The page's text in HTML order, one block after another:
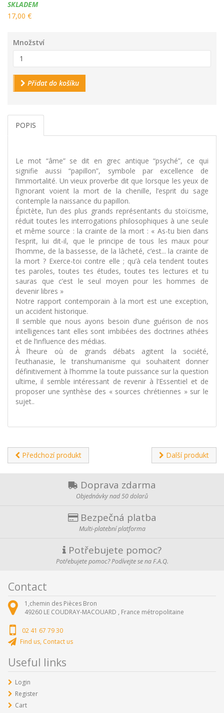
Dostupnost:
SKLADEM
17,00 €
Množství
Přidat do košíku
POPIS
Le mot “âme” se dit en grec antique “psyché”, ce qui
signifie aussi “papillon”, symbole par excellence de
l’immortalité. Un vieux proverbe dit que lorsque les yeux de
l’ignorant voient la mort de la chenille, l’esprit du sage
contemple la naissance du papillon.
Épictète, l’un des plus grands représentants du stoïcisme,
réduit toutes les interrogations philosophiques à une seule
et même source : la crainte de la mort : « As-tu bien dans
l’esprit, lui dit-il, que le principe de tous les maux pour
l’homme, de la bassesse, de la lâcheté, c’est... la crainte de
la mort ? Exerce-toi contre elle ; qu’à cela tendent toutes
tes paroles, toutes tes études, toutes tes lectures et tu
sauras que c’est le seul moyen pour les hommes de
devenir libres »
Notre rapport contemporain à la mort est une exception,
un accident historique.
Il semble que nous ayons besoin d’une guérison de nos
intelligences tant elles sont imbibées des doctrines athées
et de l’influence des médias.
À l’heure où de grands débats agitent la société,
l’euthanasie, le transhumanisme qui souhaitent donner
définitivement à l’homme la toute puissance sur la question
ultime, il semble intéressant de revenir à l’Essentiel et de
proposer une synthèse des « sources chrétiennes » sur le
sujet..
Předchozí produkt Další produkt
Doprava zdarma
Objednávky nad 50 dolarů
Bezpečná platba
Multi-platební platforma
Potřebujete pomoc?
Potřebujete pomoc? Podívejte se na F.A.Q.
Contact
1,chemin des Pièces Bron
49260 LE COUDRAY-MACOUARD , France métropolitaine
02 41 67 79 30
Find us, Contact us
Useful links
Login
Register
Cart